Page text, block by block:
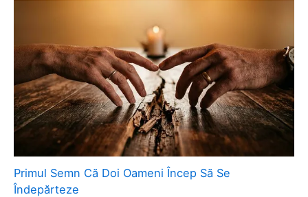
Primul Semn Că Doi Oameni Încep Să Se
Îndepărteze